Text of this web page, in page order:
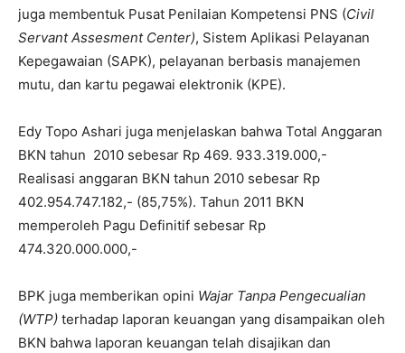
juga membentuk Pusat Penilaian Kompetensi PNS (Civil
Servant Assesment Center), Sistem Aplikasi Pelayanan
Kepegawaian (SAPK), pelayanan berbasis manajemen
mutu, dan kartu pegawai elektronik (KPE).
Edy Topo Ashari juga menjelaskan bahwa Total Anggaran
BKN tahun 2010 sebesar Rp 469. 933.319.000,-
Realisasi anggaran BKN tahun 2010 sebesar Rp
402.954.747.182,- (85,75%). Tahun 2011 BKN
memperoleh Pagu Definitif sebesar Rp
474.320.000.000,-
BPK juga memberikan opini Wajar Tanpa Pengecualian
(WTP) terhadap laporan keuangan yang disampaikan oleh
BKN bahwa laporan keuangan telah disajikan dan